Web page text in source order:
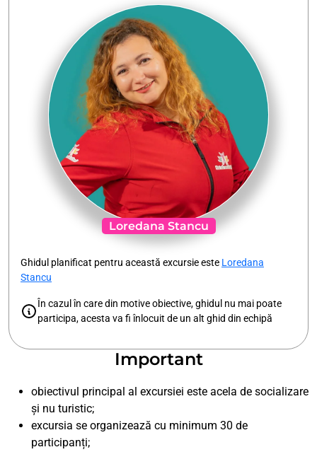
Loredana Stancu
Ghidul planificat pentru această excursie este Loredana
Stancu
În cazul în care din motive obiective, ghidul nu mai poate
participa, acesta va fi înlocuit de un alt ghid din echipă
Important
obiectivul principal al excursiei este acela de socializare
și nu turistic;
excursia se organizează cu minimum 30 de
participanți;